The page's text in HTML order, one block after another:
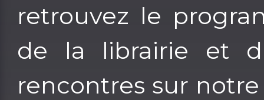
retrouvez le
de la librairie et
rencontres sur